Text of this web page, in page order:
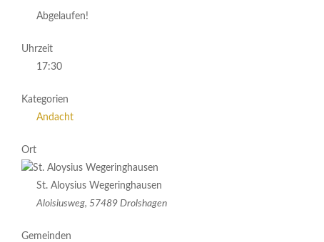
Abgelaufen!
Uhrzeit
17:30
Kategorien
Andacht
Ort
St. Aloysius Wegeringhausen
Aloisiusweg, 57489 Drolshagen
Gemeinden